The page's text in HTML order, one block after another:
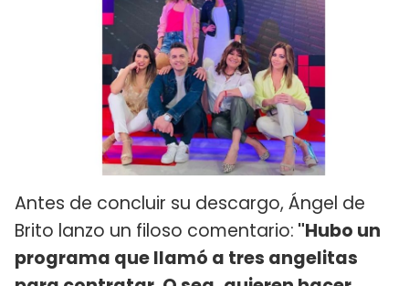
Antes de concluir su descargo, Ángel de
Brito lanzo un filoso comentario: "Hubo un
programa que llamó a tres angelitas